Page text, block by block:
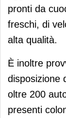
pronti da
freschi, di
alta qualità.
È inoltre
disposizione
oltre 200
presenti